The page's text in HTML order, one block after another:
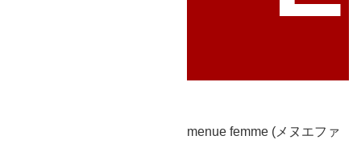
menue femme (メヌエファ